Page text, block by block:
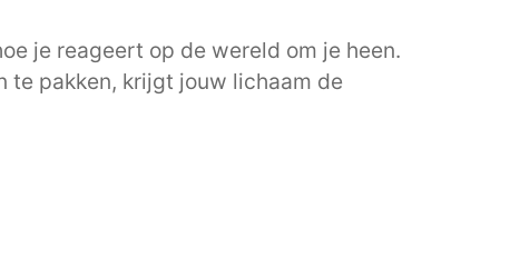
je reageert op de wereld om je heen.
te pakken, krijgt jouw lichaam de